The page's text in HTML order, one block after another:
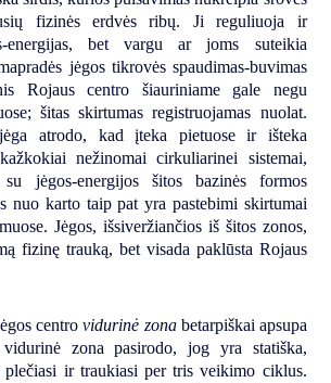
fizinės erdvės ribų. Ji reguliuoja ir
energijas, bet vargu ar joms suteikia
jėgos tikrovės spaudimas-buvimas
Rojaus centro šiauriniame gale negu
šitas skirtumas registruojamas nuolat.
atrodo, kad įteka pietuose ir išteka
nežinomai cirkuliarinei sistemai,
jėgos-energijos šitos bazinės formos
nuo karto taip pat yra pastebimi skirtumai
Jėgos, išsiveržiančios iš šitos zonos,
fizinę trauką, bet visada paklūsta Rojaus
centrovidurinė zonabetarpiškai apsupa
zona pasirodo, jog yra statiška,
ir traukiasi per tris veikimo ciklus.